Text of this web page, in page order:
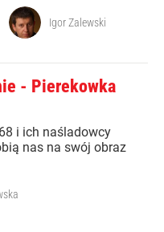
Igor Zalewski
- Pierekowka
i ich naśladowcy
nas na swój obraz